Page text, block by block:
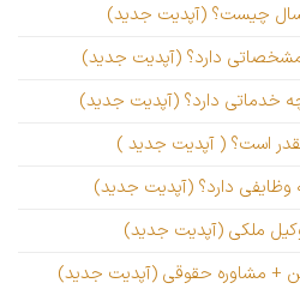
سال چیست؟ (آپدیت جدید)
دارد؟ (آپدیت جدید)
خدماتی دارد؟ (آپدیت جدید)
است؟ ( آپدیت جدید )
دارد؟ (آپدیت جدید)
ملکی (آپدیت جدید)
+ مشاوره حقوقی (آپدیت جدید)